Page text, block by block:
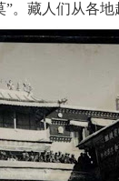
。 藏人们从各地